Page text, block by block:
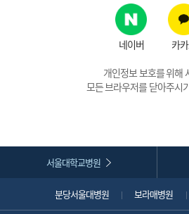
네이버
카
개인정보 보호를 위해
모든 브라우저를 닫아주시
서울대학교병원
분당서울대병원 보라매병원